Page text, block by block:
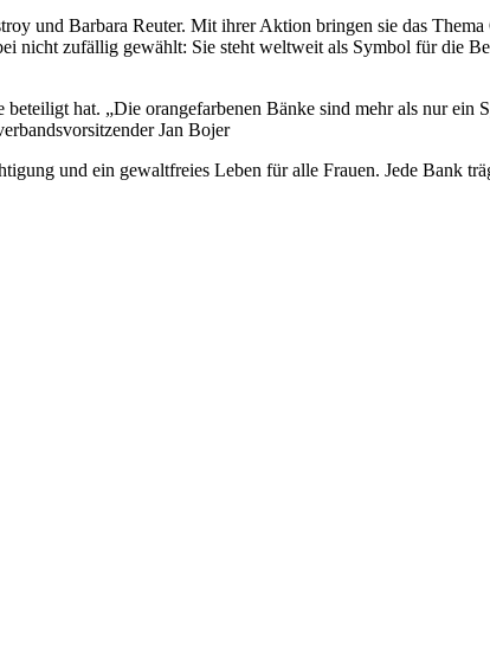
und Barbara Reuter. Mit ihrer Aktion bringen sie das
nicht zufällig gewählt: Sie steht weltweit als Symbol für die
hat. „Die orangefarbenen Bänke sind mehr als nur ein
Jan Bojer
und ein gewaltfreies Leben für alle Frauen. Jede Bank